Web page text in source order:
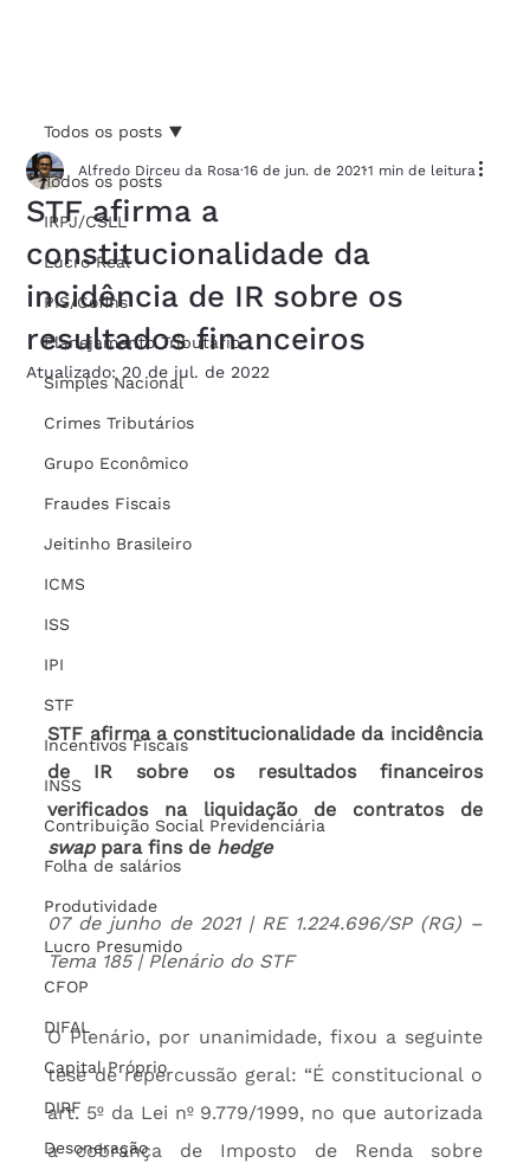
Todos os posts
IRPJ/CSLL
Lucro Real
PIS/Cofins
Planejamento Tributário
Simples Nacional
Crimes Tributários
Grupo Econômico
Fraudes Fiscais
Jeitinho Brasileiro
ICMS
ISS
IPI
STF
Incentivos Fiscais
INSS
Contribuição Social Previdenciária
Folha de salários
Produtividade
Lucro Presumido
CFOP
DIFAL
Capital Próprio
DIRF
Desoneração
Todos os posts
STF afirma a
constitucionalidade da
incidência de IR sobre os
resultados financeiros
Alfredo Dirceu da Rosa 16 de jun. de 20211 min de leitura
Atualizado: 20 de jul. de 2022
STF afirma a constitucionalidade da incidência
de IR sobre os resultados financeiros
verificados na liquidação de contratos de
swap para fins de hedge
07 de junho de 2021 | RE 1.224.696/SP (RG) –
Tema 185 | Plenário do STF
O Plenário, por unanimidade, fixou a seguinte
tese de repercussão geral: “É constitucional o
art. 5º da Lei nº 9.779/1999, no que autorizada
a cobrança de Imposto de Renda sobre